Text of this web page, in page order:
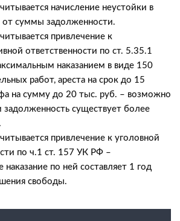
начисление неустойки в
от суммы задолженности.
привлечение к
ответственности по ст. 5.35.1
наказанием в виде 150
работ, ареста на срок до 15
на сумму до 20 тыс. руб. – возможно
задолженность существует более
привлечение к уголовной
по ч.1 ст. 157 УК РФ –
наказание по ней составляет 1 год
свободы.